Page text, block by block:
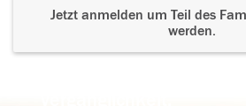
Jetzt anmelden um Teil des
werden.